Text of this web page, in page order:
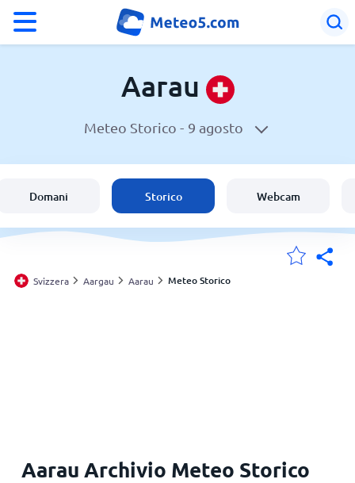
Meteo a Aarau
Italia
Le mie località
Aarau
Meteo Storico - 9 agosto
Domani Storico Webcam
Svizzera Aargau Aarau Meteo Storico
Aarau Archivio Meteo Storico